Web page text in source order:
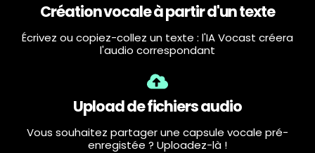
Création vocale à partir d'un texte
Écrivez ou copiez-collez un texte : l'IA Vocast créera
l'audio correspondant
Upload de fichiers audio
Vous souhaitez partager une capsule vocale pré-
enregistée ? Uploadez-là !